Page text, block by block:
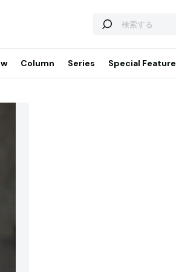
Column Series Special Feature